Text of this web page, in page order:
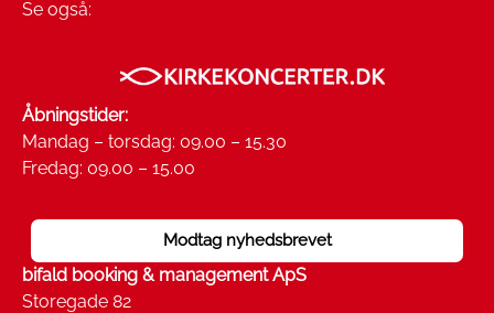
bifald booking & management ApS
Storegade 82
Åbningstider:
Mandag – torsdag: 09.00 – 15.30
Fredag: 09.00 – 15.00
Modtag nyhedsbrevet
Se også: